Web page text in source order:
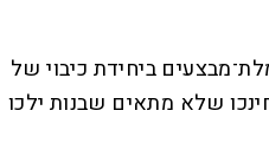
ביחידת כיבוי של
שלא מתאים שבנות ילכו